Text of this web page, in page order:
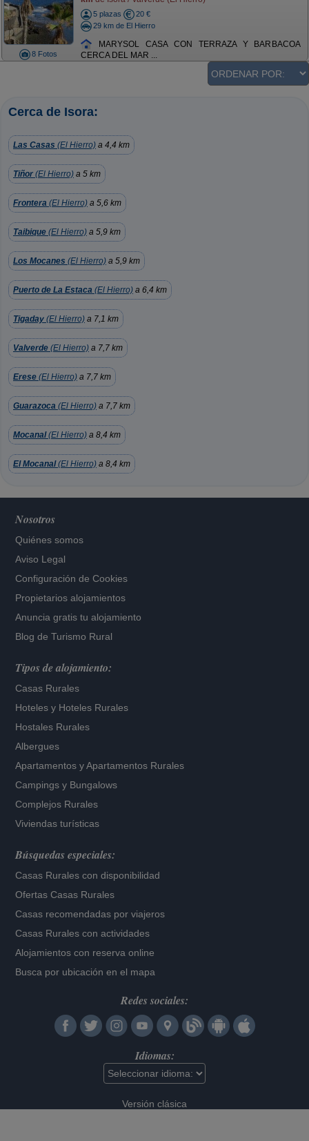
8 Fotos
5 plazas
20 €
29 km de El Hierro
MARYSOL CASA CON TERRAZA Y BARBACOA
CERCA DEL MAR ...
Cerca de Isora:
Las Casas (El Hierro) a 4,4 km
Tiñor (El Hierro) a 5 km
Frontera (El Hierro) a 5,6 km
Taibique (El Hierro) a 5,9 km
Los Mocanes (El Hierro) a 5,9 km
Puerto de La Estaca (El Hierro) a 6,4 km
Tigaday (El Hierro) a 7,1 km
Valverde (El Hierro) a 7,7 km
Erese (El Hierro) a 7,7 km
Guarazoca (El Hierro) a 7,7 km
Mocanal(El Hierro) a 8,4 km
El Mocanal(El Hierro) a 8,4 km
Nosotros
Quiénes somos
Aviso Legal
Configuración de Cookies
Propietarios alojamientos
Anuncia gratis tu alojamiento
Blog de Turismo Rural
Tipos de alojamiento:
Casas Rurales
Hoteles y Hoteles Rurales
Hostales Rurales
Albergues
Apartamentos yApartamentos Rurales
Campings y Bungalows
Complejos Rurales
Viviendas turísticas
Búsquedas especiales:
Casas Rurales con disponibilidad
Ofertas Casas Rurales
Casas recomendadas por viajeros
Casas Rurales con actividades
Alojamientos con reserva online
Busca por ubicación en el mapa
Redes sociales:
Idiomas:
Versión clásica